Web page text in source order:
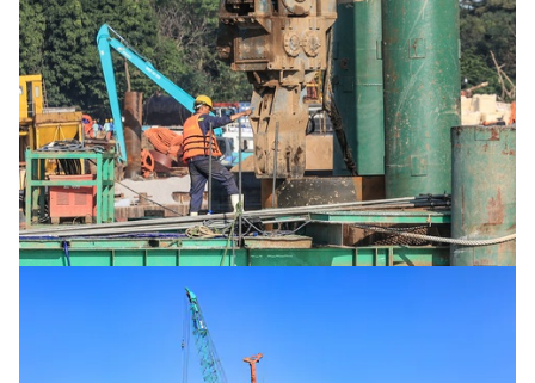
Tổng biên tập:Nguyễn Thị Hồng Nga
Phó Tổng biên tập:Nguyễn Sơn Tùng,
Nguyễn Đức Thắng, La Đức Hùng
Hotline:
0901 514 799
Quảng cáo và Phát hành:
0915 057 282
Email:bandoc@baoxaydung.vn
Cấm sao chép dưới mọi hình thức nếu không có sự
chấp thuận bằng văn bản.